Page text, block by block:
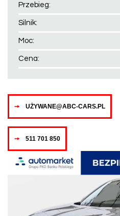
Przebieg:
Silnik:
Moc:
Cena:
UŻYWANE@ABC-CARS.PL
511 701 850